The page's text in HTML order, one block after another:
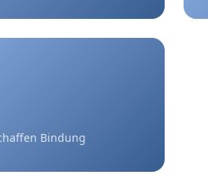
Bindung